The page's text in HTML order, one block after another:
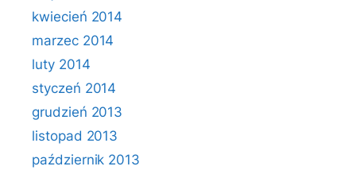
kwiecień 2014
marzec 2014
luty 2014
styczeń 2014
grudzień 2013
listopad 2013
październik 2013